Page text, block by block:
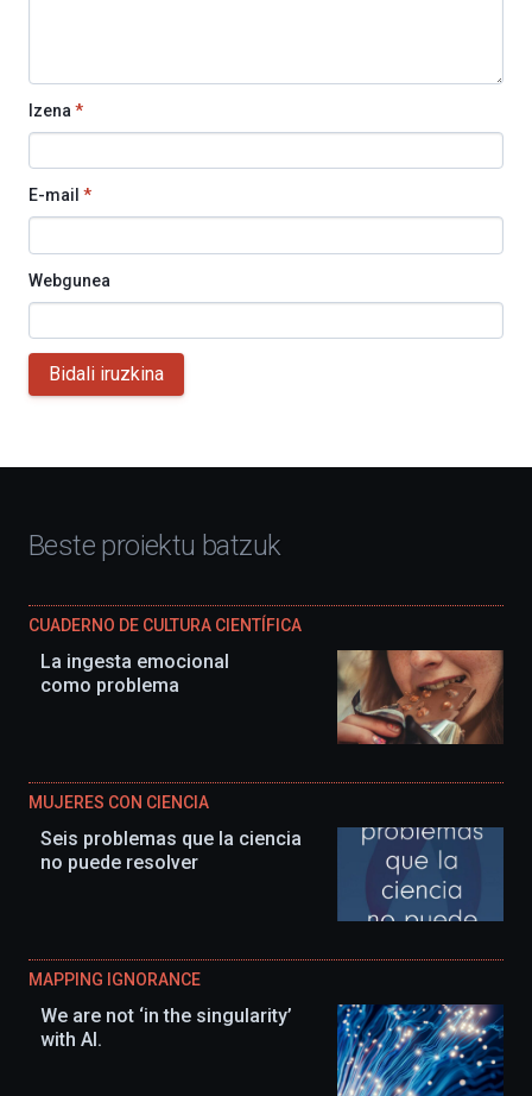
Izena *
E-mail *
Webgunea
Bidali iruzkina
Beste proiektu batzuk
CUADERNO DE CULTURA CIENTÍFICA
La ingesta emocional
como problema
MUJERES CON CIENCIA
Seis problemas que la ciencia
no puede resolver
MAPPING IGNORANCE
We are not ‘in the singularity’
with AI.